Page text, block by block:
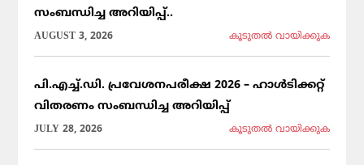
സംബന്ധിച്ച അറിയിപ്പ്..
AUGUST 3, 2026 കൂടുതല്‍ വായിക്കുക
പി.എച്ച്.ഡി. പ്രവേശനപരീക്ഷ 2026 – ഹാൾടിക്കറ്റ്
വിതരണം സംബന്ധിച്ച അറിയിപ്പ്
JULY 28, 2026 കൂടുതല്‍ വായിക്കുക